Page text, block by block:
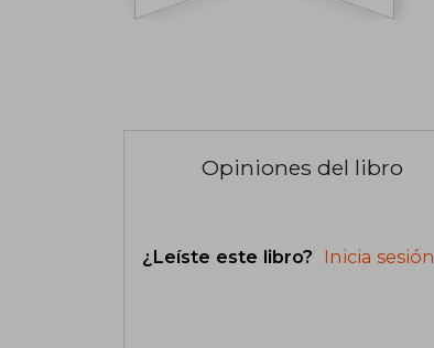
Opiniones del libro
¿Leíste este libro? Inicia sesión